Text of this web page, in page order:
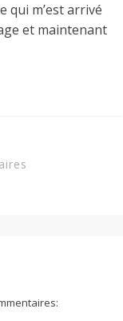
qui m’est arrivé
et maintenant